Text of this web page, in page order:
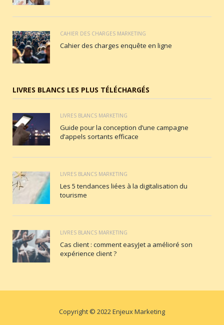
CAHIER DES CHARGES MARKETING
Cahier des charges enquête en ligne
LIVRES BLANCS LES PLUS TÉLÉCHARGÉS
LIVRES BLANCS MARKETING
Guide pour la conception d’une campagne
d’appels sortants efficace
LIVRES BLANCS MARKETING
Les 5 tendances liées à la digitalisation du
tourisme
LIVRES BLANCS MARKETING
Cas client : comment easyJet a amélioré son
expérience client ?
Copyright © 2022 Enjeux Marketing